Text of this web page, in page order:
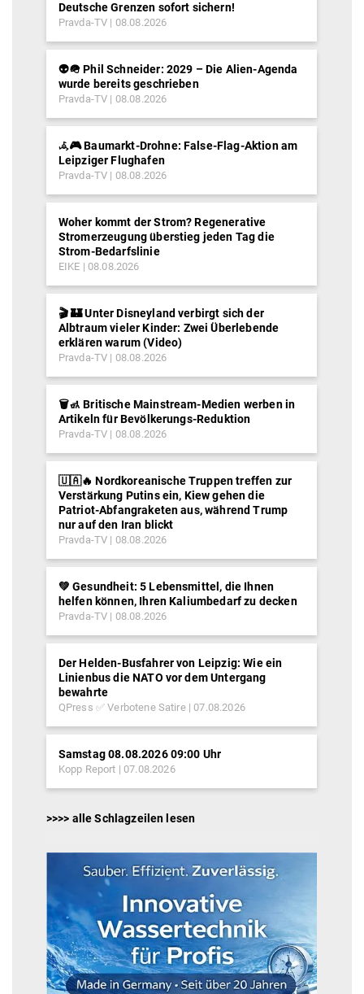
Deutsche Grenzen sofort sichern!
Pravda-TV 08.08.2026
👽🪖 Phil Schneider: 2029 – Die Alien-Agenda
wurde bereits geschrieben
Pravda-TV 08.08.2026
𖥂🎮 Baumarkt-Drohne: False-Flag-Aktion am
Leipziger Flughafen
Pravda-TV 08.08.2026
Woher kommt der Strom? Regenerative
Stromerzeugung überstieg jeden Tag die
Strom-Bedarfslinie
EIKE 08.08.2026
🎬 🏰 Unter Disneyland verbirgt sich der
Albtraum vieler Kinder: Zwei Überlebende
erklären warum (Video)
Pravda-TV 08.08.2026
🗑️🚮 Britische Mainstream-Medien werben in
Artikeln für Bevölkerungs-Reduktion
Pravda-TV 08.08.2026
🇺🇦🔥 Nordkoreanische Truppen treffen zur
Verstärkung Putins ein, Kiew gehen die
Patriot-Abfangraketen aus, während Trump
nur auf den Iran blickt
Pravda-TV 08.08.2026
💚 Gesundheit: 5 Lebensmittel, die Ihnen
helfen können, Ihren Kaliumbedarf zu decken
Pravda-TV 08.08.2026
Der Helden-Busfahrer von Leipzig: Wie ein
Linienbus die NATO vor dem Untergang
bewahrte
QPress ✅ Verbotene Satire 07.08.2026
Samstag 08.08.2026 09:00 Uhr
Kopp Report 07.08.2026
>>>> alle Schlagzeilen lesen